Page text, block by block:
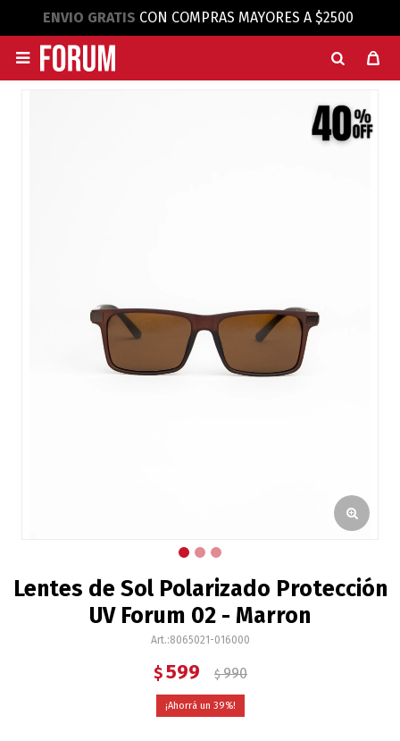
ENVIO GRATIS CON COMPRAS MAYORES A $2500

Lentes de Sol Polarizado Protección
UV Forum 02 - Marron
8065021-016000
$ 599 $ 990
39